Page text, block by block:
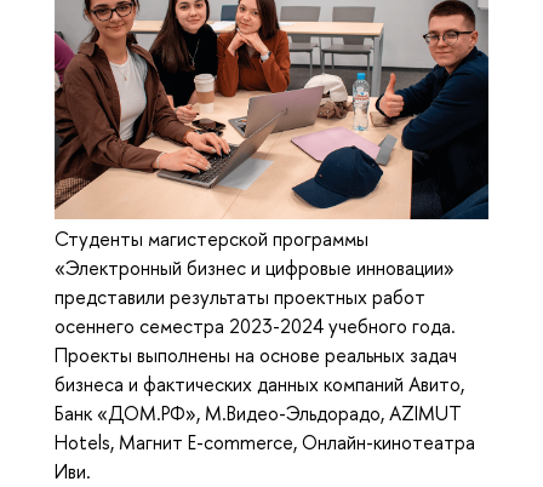
Студенты магистерской программы
«Электронный бизнес и цифровые инновации»
представили результаты проектных работ
осеннего семестра 2023-2024 учебного года.
Проекты выполнены на основе реальных задач
бизнеса и фактических данных компаний Авито,
Банк «ДОМ.РФ», М.Видео-Эльдорадо, AZIMUT
Hotels, Магнит E-commerce, Онлайн-кинотеатра
Иви.